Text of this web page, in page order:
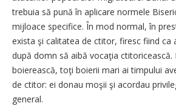
trebuia să pună în aplicare normele
mijloace specifice. În mod normal, în
exista şi calitatea de ctitor, firesc fiind ca
după domn să aibă vocaţia
boierească, toţi boierii mari ai timpului
de ctitor: ei donau moşii şi acordau
general.